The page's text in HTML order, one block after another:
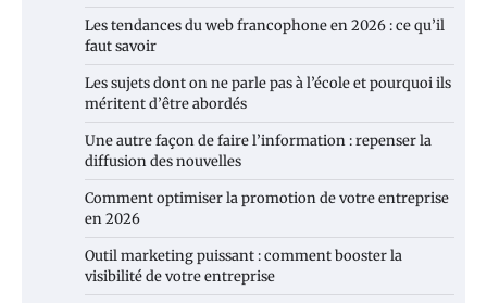
Les tendances du web francophone en 2026 : ce qu’il
faut savoir
Les sujets dont on ne parle pas à l’école et pourquoi ils
méritent d’être abordés
Une autre façon de faire l’information : repenser la
diffusion des nouvelles
Comment optimiser la promotion de votre entreprise
en 2026
Outil marketing puissant : comment booster la
visibilité de votre entreprise